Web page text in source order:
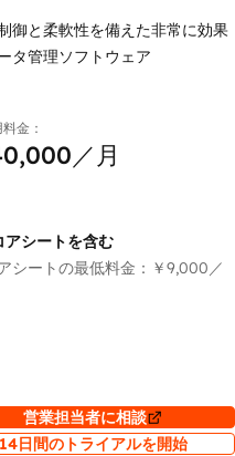
御と柔軟性を備えた非常に効果
タ管理ソフトウェア
金：
／月
アシートを含む
シートの最低料金： ￥9,000／
営業担当者に相談
14日間のトライアルを開始